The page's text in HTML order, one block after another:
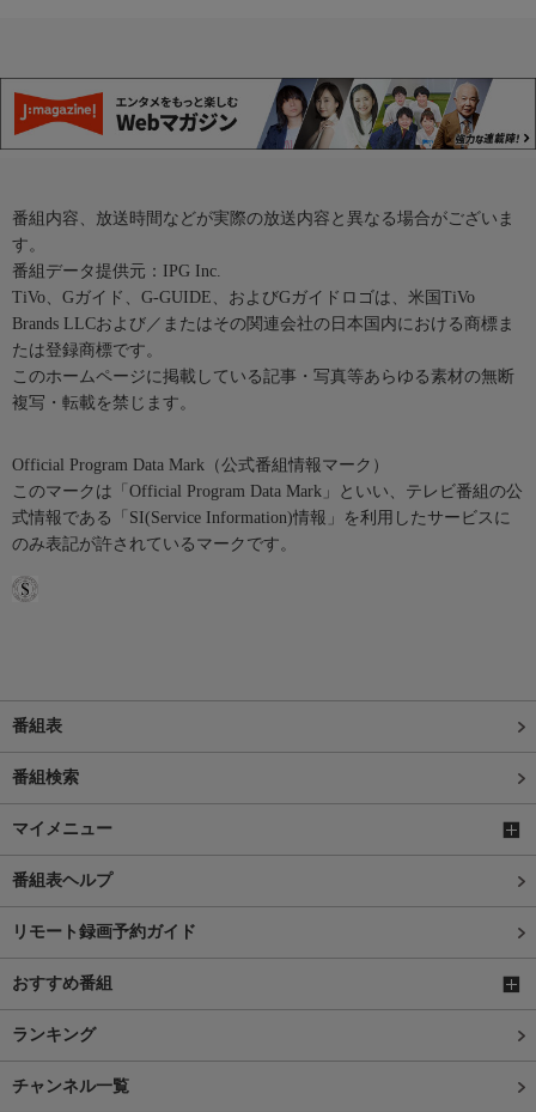
番組内容、放送時間などが実際の放送内容と異なる場合がございま
す。
番組データ提供元：IPG Inc.
TiVo、Gガイド、G-GUIDE、およびGガイドロゴは、米国TiVo
Brands LLCおよび／またはその関連会社の日本国内における商標ま
たは登録商標です。
このホームページに掲載している記事・写真等あらゆる素材の無断
複写・転載を禁じます。
Official Program Data Mark（公式番組情報マーク）
このマークは「Official Program Data Mark」といい、テレビ番組の公
式情報である「SI(Service Information)情報」を利用したサービスに
のみ表記が許されているマークです。
番組表
番組検索
マイメニュー
番組表ヘルプ
リモート録画予約ガイド
おすすめ番組
ランキング
チャンネル一覧